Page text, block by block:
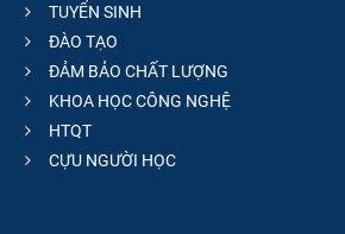
TUYỂN SINH
ĐÀO TẠO
ĐẢM BẢO CHẤT LƯỢNG
KHOA HỌC CÔNG NGHỆ
HTQT
CỰU NGƯỜI HỌC